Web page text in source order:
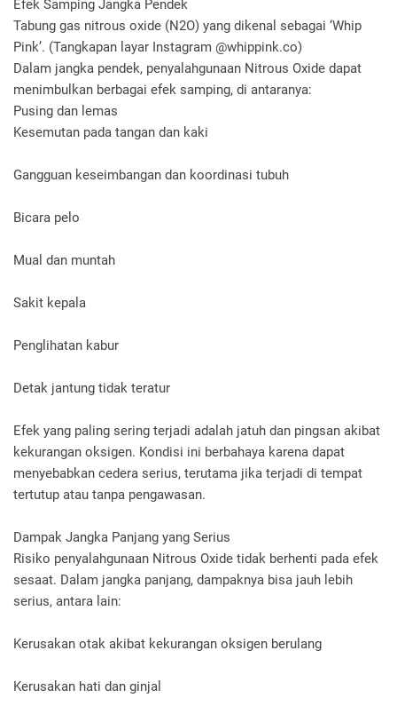
Efek Samping Jangka Pendek
Tabung gas nitrous oxide (N2O) yang dikenal sebagai ‘Whip
Pink’. (Tangkapan layar Instagram @whippink.co)
Dalam jangka pendek, penyalahgunaan Nitrous Oxide dapat
menimbulkan berbagai efek samping, di antaranya:
Pusing dan lemas
Kesemutan pada tangan dan kaki
Gangguan keseimbangan dan koordinasi tubuh
Bicara pelo
Mual dan muntah
Sakit kepala
Penglihatan kabur
Detak jantung tidak teratur
Efek yang paling sering terjadi adalah jatuh dan pingsan akibat
kekurangan oksigen. Kondisi ini berbahaya karena dapat
menyebabkan cedera serius, terutama jika terjadi di tempat
tertutup atau tanpa pengawasan.
Dampak Jangka Panjang yang Serius
Risiko penyalahgunaan Nitrous Oxide tidak berhenti pada efek
sesaat. Dalam jangka panjang, dampaknya bisa jauh lebih
serius, antara lain:
Kerusakan otak akibat kekurangan oksigen berulang
Kerusakan hati dan ginjal